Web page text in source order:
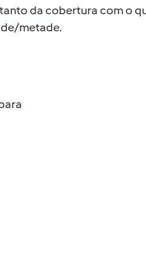
da cobertura com o
metade.